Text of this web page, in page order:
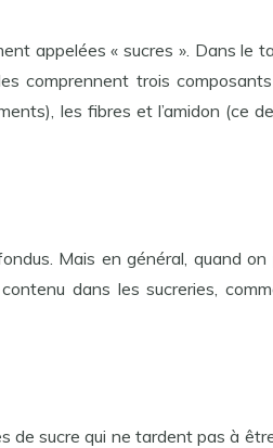
appelées « sucres ». Dans le
comprennent trois
les fibres et l’amidon (ce
Mais en général, quand on
dans les sucreries,
de sucre qui ne tardent pas à